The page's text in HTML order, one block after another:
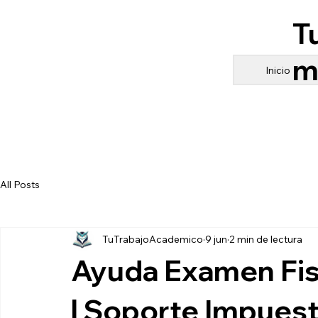
Inicio
All Posts
Ayuda Examen
| Soporte
TuTrabajoAcademico 9 jun 2 min de lectura